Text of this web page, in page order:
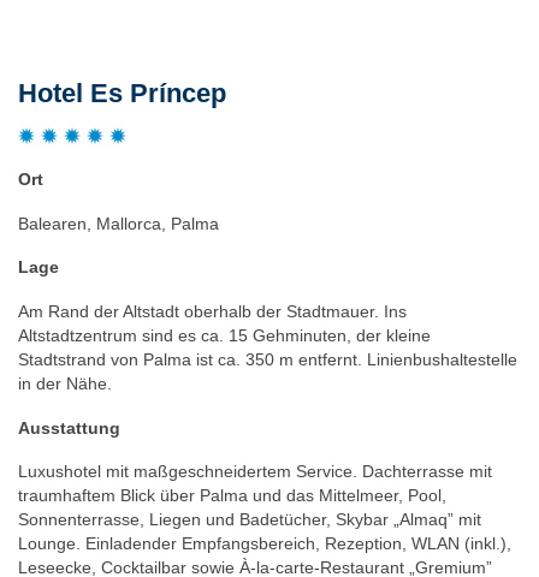
Hotel Es Príncep
Ort
Balearen, Mallorca, Palma
Lage
Am Rand der Altstadt oberhalb der Stadtmauer. Ins
Altstadtzentrum sind es ca. 15 Gehminuten, der kleine
Stadtstrand von Palma ist ca. 350 m entfernt. Linienbushaltestelle
in der Nähe.
Ausstattung
Luxushotel mit maßgeschneidertem Service. Dachterrasse mit
traumhaftem Blick über Palma und das Mittelmeer, Pool,
Sonnenterrasse, Liegen und Badetücher, Skybar „Almaq” mit
Lounge. Einladender Empfangsbereich, Rezeption, WLAN (inkl.),
Leseecke, Cocktailbar sowie À-la-carte-Restaurant „Gremium”